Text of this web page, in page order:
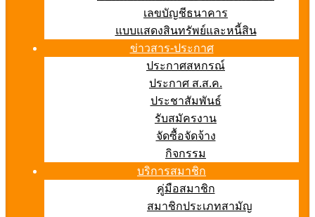
เลขบัญชีธนาคาร
แบบแสดงสินทรัพย์และหนี้สิน
ข่าวสาร-ประกาศ
ประกาศสหกรณ์
ประกาศ ส.ส.ค.
ประชาสัมพันธ์
รับสมัครงาน
จัดซื้อจัดจ้าง
กิจกรรม
บริการสมาชิก
คู่มือสมาชิก
สมาชิกประเภทสามัญ